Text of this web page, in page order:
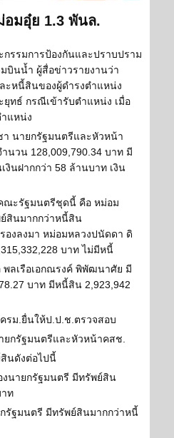
อมอุ๋ย 1.3 พันล.
รรมการป้องกันและปราบปราม
บินน้ำ ผู้สื่อข่าวรายงานว่า
ะหนี้สินของผู้ดำรงตำแหน่ง
ยุทธ์ กรณีเข้ารับตำแหน่ง เมื่อ
แหน่ง
นายกรัฐมนตรีและหัวหน้า
วน 128,009,790.34 บาท มี
งินฝากกว่า 58 ล้านบาท เงิน
ะรัฐมนตรีชุดนี้ คือ หม่อม
สินมากกว่าหนี้สิน
องลงมา หม่อมหลวงปนัดดา ดิ
บาท ไม่มีหนี้
ลเรือเอกณรงค์ พิพัฒนาศัย มี
บาท มีหนี้สิน 2,923,942
ม.ยื่นให้ป.ป.ช.ตรวจสอบ
กรัฐมนตรีและหัวหน้าคสช.
นดังต่อไปนี้
นายกรัฐมนตรี มีทรัพย์สิน
ท
รัฐมนตรี มีทรัพย์สินมากกว่าหนี้